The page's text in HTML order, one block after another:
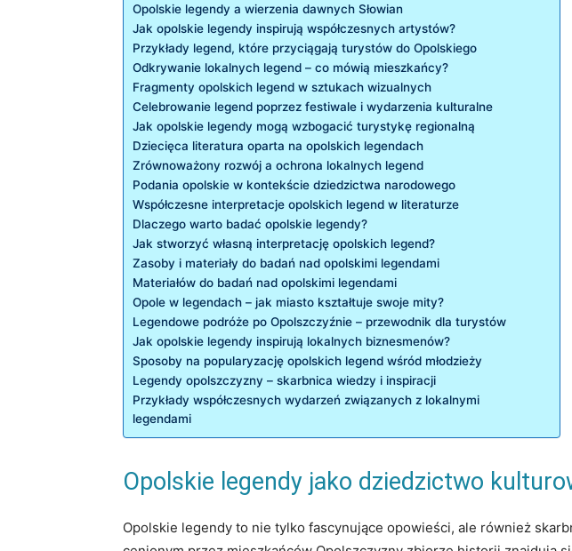
Opolskie legendy a wierzenia dawnych Słowian
Jak opolskie⁣ legendy inspirują ​współczesnych artystów?
Przykłady legend, ⁤które‌ przyciągają turystów do Opolskiego
Odkrywanie lokalnych⁤ legend – co mówią mieszkańcy?
Fragmenty​ opolskich legend w sztukach wizualnych
Celebrowanie legend poprzez festiwale i wydarzenia kulturalne
Jak opolskie ⁣legendy mogą‍ wzbogacić ⁤turystykę regionalną
Dziecięca literatura oparta na opolskich legendach
Zrównoważony rozwój a ochrona lokalnych legend
Podania opolskie w kontekście dziedzictwa⁢ narodowego
Współczesne interpretacje opolskich legend w literaturze
Dlaczego warto badać opolskie legendy?
Jak stworzyć‍ własną interpretację opolskich legend?
Zasoby i⁢ materiały do ​badań nad opolskimi⁤ legendami
Materiałów‌ do badań nad opolskimi legendami
Opole⁤ w legendach – jak miasto kształtuje⁤ swoje mity?
Legendowe podróże po ⁣Opolszczyźnie – przewodnik dla turystów
Jak opolskie ‍legendy inspirują⁤ lokalnych biznesmenów?
Sposoby na popularyzację‍ opolskich legend wśród‌ młodzieży
Legendy opolszczyzny – skarbnica wiedzy i inspiracji
Przykłady współczesnych wydarzeń związanych z lokalnymi
legendami
Opolskie⁤ legendy jako dziedzictwo
Opolskie legendy⁤ to nie‍ tylko‍ fascynujące ⁣opowieści, ale ⁤również